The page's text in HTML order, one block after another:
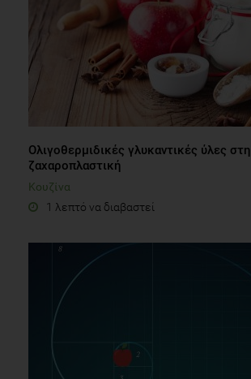
Ολιγοθερμιδικές γλυκαντικές ύλες στη
ζαχαροπλαστική
Κουζίνα
1 λεπτό να διαβαστεί